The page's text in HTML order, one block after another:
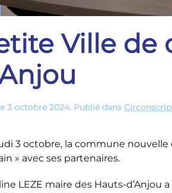
Ville de
3 octobre 2024. Publié dans
3 octobre, la commune
» avec ses partenaires.
LEZE maire des Hauts-